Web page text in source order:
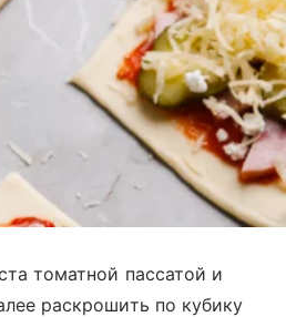
томатной пассатой и
раскрошить по кубику